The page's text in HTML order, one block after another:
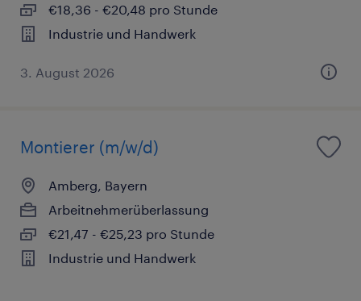
€18,36 - €20,48 pro Stunde
Industrie und Handwerk
3. August 2026
Montierer (m/w/d)
Amberg, Bayern
Arbeitnehmerüberlassung
€21,47 - €25,23 pro Stunde
Industrie und Handwerk